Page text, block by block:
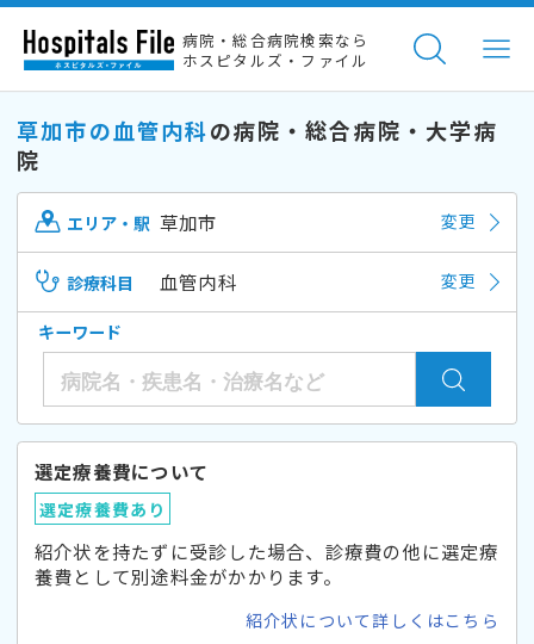
病院・総合病院検索なら
ホスピタルズ・ファイル
草加市の血管内科の病院・総合病院・大学病
院
エリア・駅 草加市 変更
診療科目 血管内科 変更
キーワード
選定療養費について
選定療養費あり
紹介状を持たずに受診した場合、診療費の他に選定療
養費として別途料金がかかります。
紹介状について詳しくはこちら